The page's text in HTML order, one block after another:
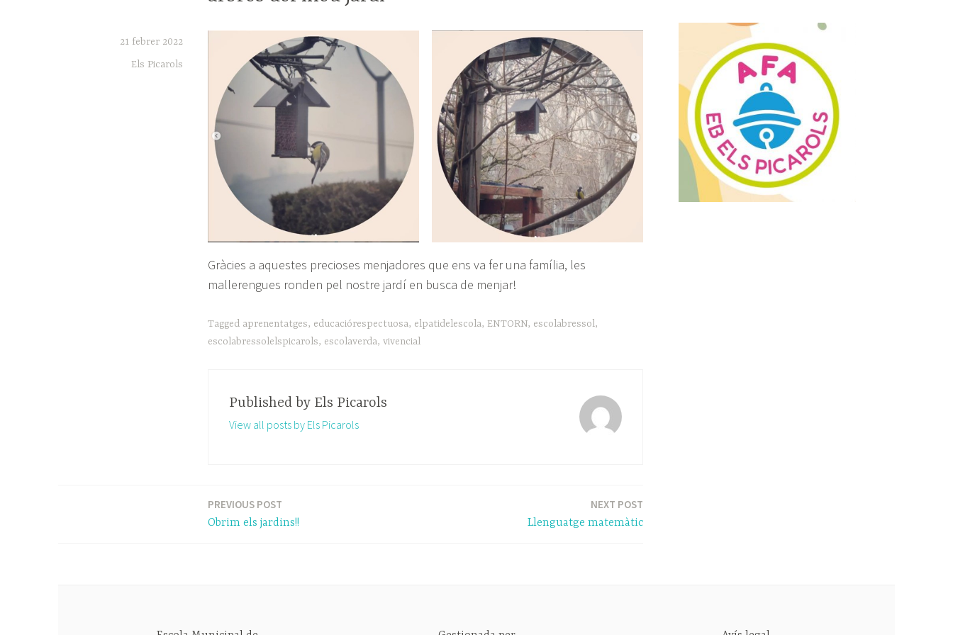
21 febrer 2022
Els Picarols
Gràcies a aquestes precioses menjadores que ens va fer una família, les
mallerengues ronden pel nostre jardí en busca de menjar!
Tagged aprenentatges, educaciórespectuosa, elpatidelescola, ENTORN, escolabressol,
escolabressolelspicarols, escolaverda, vivencial
Published by Els Picarols
View all posts by Els Picarols
PREVIOUS POST
Obrim els jardins!!
NEXT POST
Llenguatge matemàtic